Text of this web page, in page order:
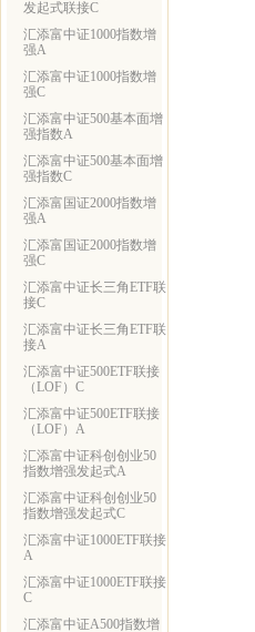
发起式联接C
汇添富中证1000指数增
强A
汇添富中证1000指数增
强C
汇添富中证500基本面增
强指数A
汇添富中证500基本面增
强指数C
汇添富国证2000指数增
强A
汇添富国证2000指数增
强C
汇添富中证长三角ETF联
接C
汇添富中证长三角ETF联
接A
汇添富中证500ETF联接
（LOF）C
汇添富中证500ETF联接
（LOF）A
汇添富中证科创创业50
指数增强发起式A
汇添富中证科创创业50
指数增强发起式C
汇添富中证1000ETF联接
A
汇添富中证1000ETF联接
C
汇添富中证A500指数增